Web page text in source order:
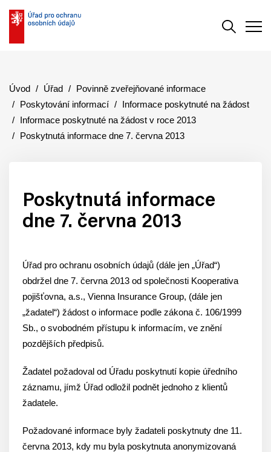
Úvod Úřad
Povinně zveřejňované informace
Poskytování informací
Informace poskytnuté na žádost
Informace poskytnuté na žádost v roce 2013
Poskytnutá informace dne 7. června 2013
Poskytnutá informace
dne 7. června 2013
Úřad pro ochranu osobních údajů (dále jen „Úřad“)
obdržel dne 7. června 2013 od společnosti Kooperativa
pojišťovna, a.s., Vienna Insurance Group, (dále jen
„žadatel“) žádost o informace podle zákona č. 106/1999
Sb., o svobodném přístupu k informacím, ve znění
pozdějších předpisů.
Žadatel požadoval od Úřadu poskytnutí kopie úředního
záznamu, jímž Úřad odložil podnět jednoho z klientů
žadatele.
Požadované informace byly žadateli poskytnuty dne 11.
června 2013, kdy mu byla poskytnuta anonymizovaná